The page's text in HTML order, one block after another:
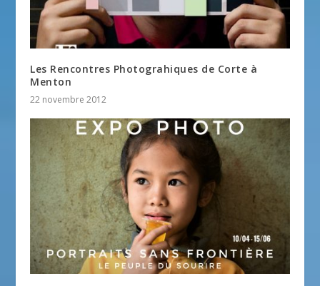
Les Rencontres Photograhiques de Corte à
Menton
22 novembre 2012